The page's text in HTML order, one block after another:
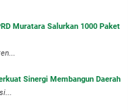
Muratara Salurkan 1000 Paket
Sinergi Membangun Daerah